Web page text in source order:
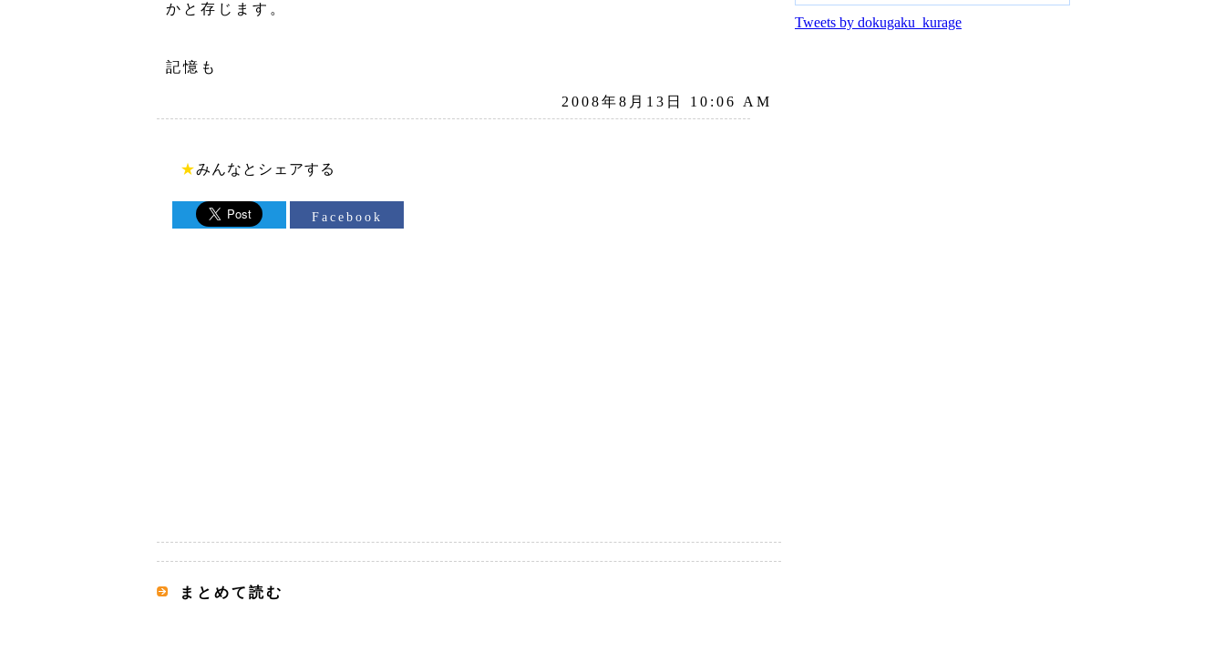
かと存じます。
記憶も
2008年8月13日 10:06 AM
★みんなとシェアする
Facebook
まとめて読む
Tweets by dokugaku_kurage